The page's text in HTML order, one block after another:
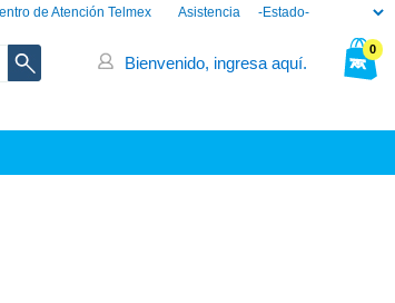
Asistencia
de Atención Telmex
0
Bienvenido, ingresa aquí.